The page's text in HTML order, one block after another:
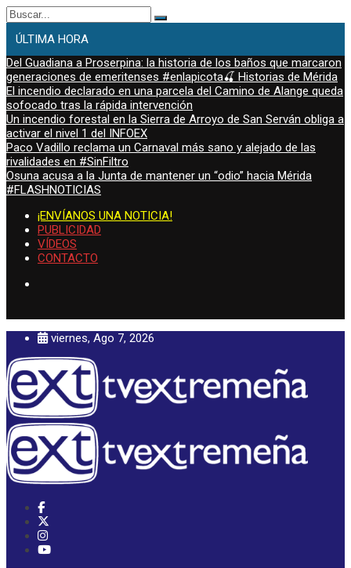
Buscar:
ÚLTIMA HORA
Del Guadiana a Proserpina: la historia de los baños que marcaron
generaciones de emeritenses #enlapicota🍒 Historias de Mérida
El incendio declarado en una parcela del Camino de Alange queda
sofocado tras la rápida intervención
Un incendio forestal en la Sierra de Arroyo de San Serván obliga a
activar el nivel 1 del INFOEX
Paco Vadillo reclama un Carnaval más sano y alejado de las
rivalidades en #SinFiltro
Osuna acusa a la Junta de mantener un “odio” hacia Mérida
#FLASHNOTICIAS
¡ENVÍANOS UNA NOTICIA!
PUBLICIDAD
VÍDEOS
CONTACTO
viernes, Ago 7, 2026